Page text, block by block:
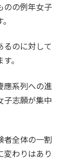
のの例年女子
るのに対して
。
應系列への進
子志願が集中
者全体の一割
変わりはあり